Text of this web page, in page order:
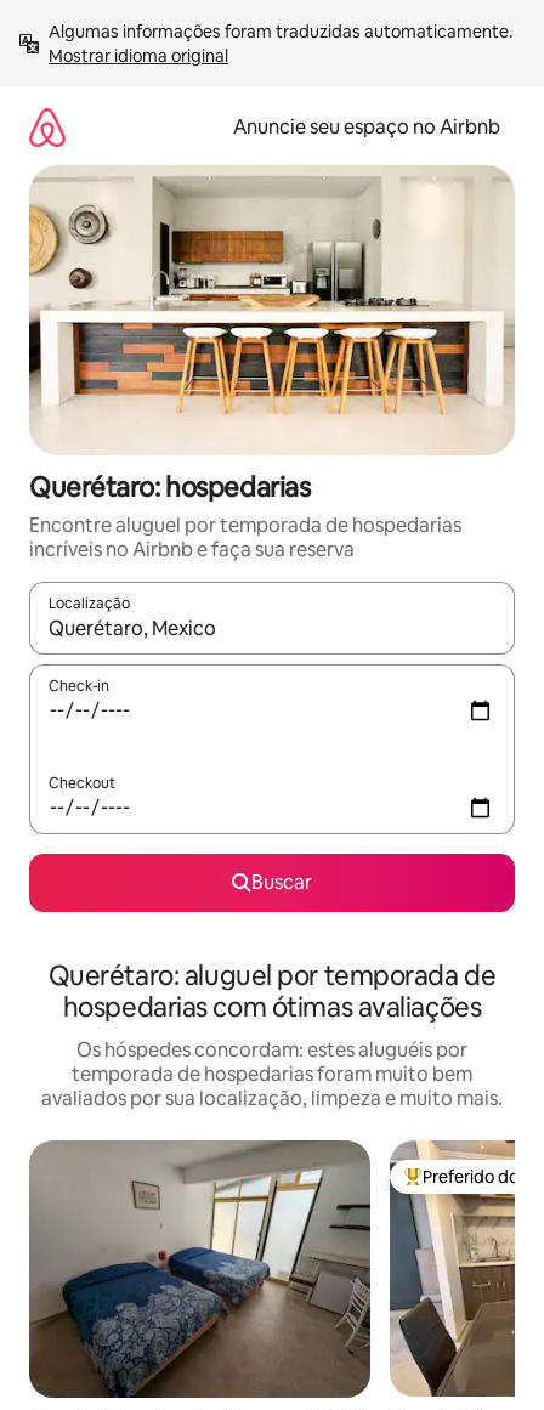
para
Mostrar idioma original
Anuncie seu espaço no Airbnb
Querétaro: hospedarias
Encontre aluguel por temporada de hospedarias
incríveis no Airbnb e faça sua reserva
Localização
Quando os resultados estiverem disponíveis, explore-os
Check-in
Checkout
Buscar
Querétaro: aluguel por temporada de
hospedarias com ótimas avaliações
Os hóspedes concordam: estes aluguéis por
temporada de hospedarias foram muito bem
avaliados por sua localização, limpeza e muito mais.
Entre os
Preferido dos